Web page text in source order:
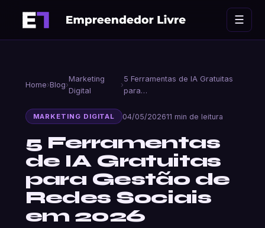
☰
Home›Blog›
Marketing
Digital
›
5 Ferramentas de IA Gratuitas
para…
MARKETING DIGITAL 04/05/202611 min de leitura
5 Ferramentas
de IA Gratuitas
para Gestão de
Redes Sociais
em 2026